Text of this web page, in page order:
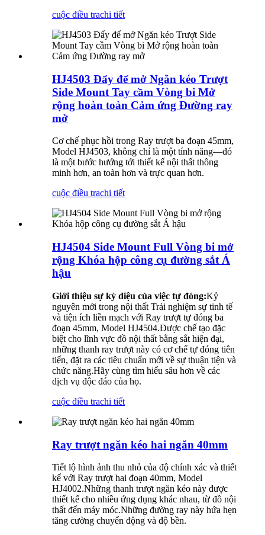
cuộc điều trachi tiết
HJ4503 Đẩy để mở Ngăn kéo Trượt
Side Mount Tay cầm Vòng bi Mở
rộng hoàn toàn Cảm ứng Đường ray
mở
Cơ chế phục hồi trong Ray trượt ba đoạn 45mm,
Model HJ4503, không chỉ là một tính năng—đó
là một bước hướng tới thiết kế nội thất thông
minh hơn, an toàn hơn và trực quan hơn.
cuộc điều trachi tiết
HJ4504 Side Mount Full Vòng bi mở
rộng Khóa hộp công cụ đường sắt Á
hậu
Giới thiệu sự kỳ diệu của việc tự đóng:Kỷ
nguyên mới trong nội thất Trải nghiệm sự tinh tế
và tiện ích liền mạch với Ray trượt tự đóng ba
đoạn 45mm, Model HJ4504.Được chế tạo đặc
biệt cho lĩnh vực đồ nội thất bằng sắt hiện đại,
những thanh ray trượt này có cơ chế tự đóng tiên
tiến, đặt ra các tiêu chuẩn mới về sự thuận tiện và
chức năng.Hãy cùng tìm hiểu sâu hơn về các
dịch vụ độc đáo của họ.
cuộc điều trachi tiết
Ray trượt ngăn kéo hai ngăn 40mm
Tiết lộ hình ảnh thu nhỏ của độ chính xác và thiết
kế với Ray trượt hai đoạn 40mm, Model
HJ4002.Những thanh trượt ngăn kéo này được
thiết kế cho nhiều ứng dụng khác nhau, từ đồ nội
thất đến máy móc.Những đường ray này hứa hẹn
tăng cường chuyển động và độ bền.